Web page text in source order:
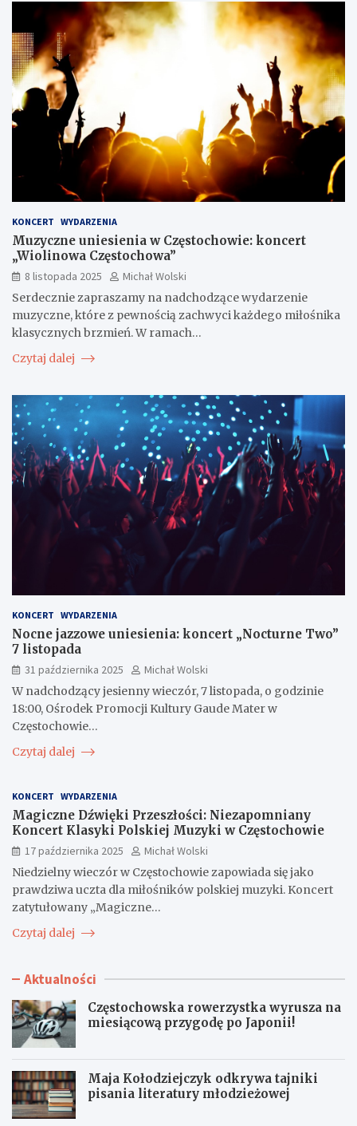
KONCERT WYDARZENIA
Muzyczne uniesienia w Częstochowie: koncert
„Wiolinowa Częstochowa”
8 listopada 2025
Michał Wolski
Serdecznie zapraszamy na nadchodzące wydarzenie
muzyczne, które z pewnością zachwyci każdego miłośnika
klasycznych brzmień. W ramach…
Czytaj dalej
KONCERT WYDARZENIA
Nocne jazzowe uniesienia: koncert „Nocturne Two”
7 listopada
31 października 2025
Michał Wolski
W nadchodzący jesienny wieczór, 7 listopada, o godzinie
18:00, Ośrodek Promocji Kultury Gaude Mater w
Częstochowie…
Czytaj dalej
KONCERT WYDARZENIA
Magiczne Dźwięki Przeszłości: Niezapomniany
Koncert Klasyki Polskiej Muzyki w Częstochowie
17 października 2025
Michał Wolski
Niedzielny wieczór w Częstochowie zapowiada się jako
prawdziwa uczta dla miłośników polskiej muzyki. Koncert
zatytułowany „Magiczne…
Czytaj dalej
Aktualności
Częstochowska rowerzystka wyrusza na
miesiącową przygodę po Japonii!
Maja Kołodziejczyk odkrywa tajniki
pisania literatury młodzieżowej